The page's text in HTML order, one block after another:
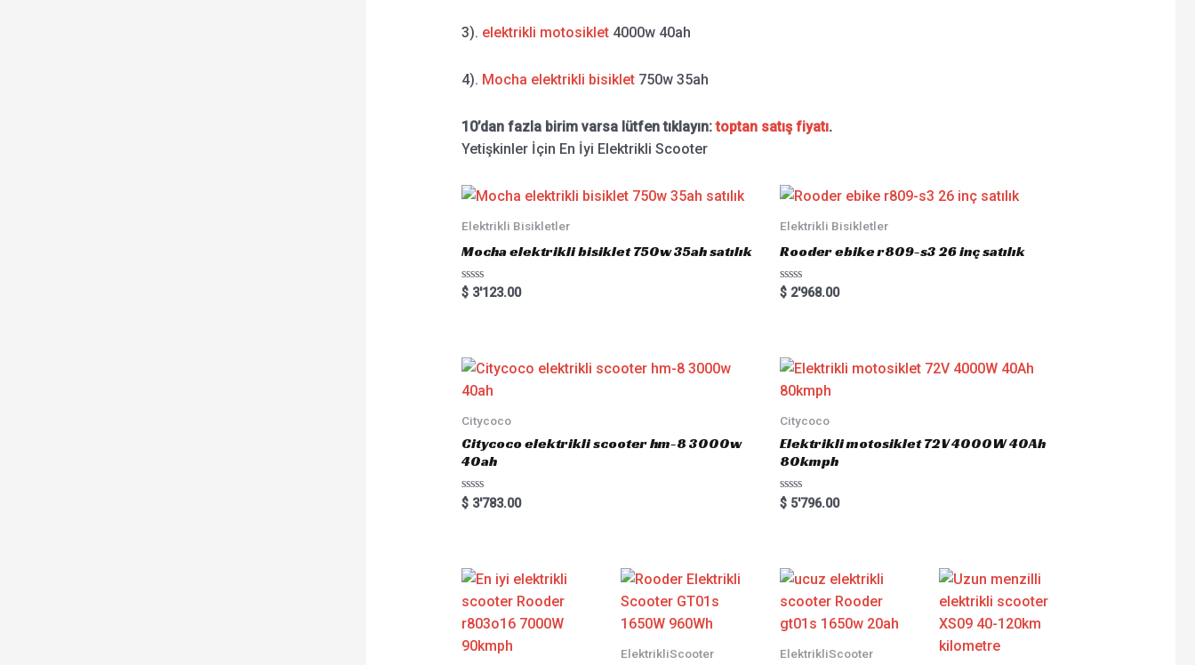
3). elektrikli motosiklet4000w 40ah
4). Mocha elektrikli bisiklet750w 35ah
10’dan fazla birim varsa lütfen tıklayın:toptan satış fiyatı.
Yetişkinler İçin En İyi Elektrikli Scooter
Elektrikli Bisikletler
Mocha elektrikli bisiklet 750w 35ah satılık
Rated
0
$3'123.00
Elektrikli Bisikletler
Rooder ebike r809-s3 26 inç satılık
Rated
0
$ 2'968.00
Citycoco
Citycoco elektrikli scooter hm-8 3000w
40ah
Rated
0
$3'783.00
Citycoco
Elektrikli motosiklet 72V 4000W 40Ah
80kmph
Rated
0
$ 5'796.00
ElektrikliScooter ElektrikliScooter